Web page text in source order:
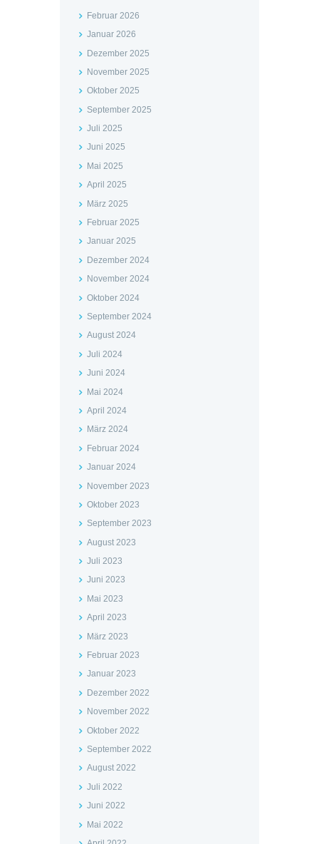
Februar 2026
Januar 2026
Dezember 2025
November 2025
Oktober 2025
September 2025
Juli 2025
Juni 2025
Mai 2025
April 2025
März 2025
Februar 2025
Januar 2025
Dezember 2024
November 2024
Oktober 2024
September 2024
August 2024
Juli 2024
Juni 2024
Mai 2024
April 2024
März 2024
Februar 2024
Januar 2024
November 2023
Oktober 2023
September 2023
August 2023
Juli 2023
Juni 2023
Mai 2023
April 2023
März 2023
Februar 2023
Januar 2023
Dezember 2022
November 2022
Oktober 2022
September 2022
August 2022
Juli 2022
Juni 2022
Mai 2022